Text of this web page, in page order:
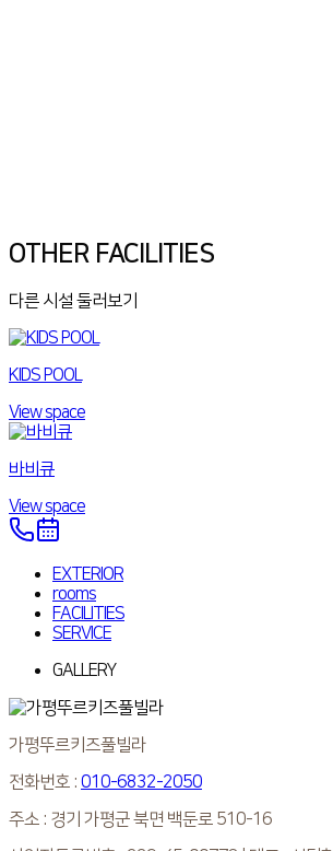
OTHER FACILITIES
다른 시설 둘러보기
KIDS POOL
View space
바비큐
View space
EXTERIOR
rooms
FACILITIES
SERVICE
GALLERY
가평뚜르키즈풀빌라
전화번호 : 010-6832-2050
주소 : 경기 가평군 북면 백둔로 510-16